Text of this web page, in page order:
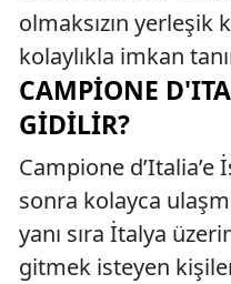
olmaksızın yerleşik
kolaylıkla imkan
CAMPIONE
GIDILIR?
Campione d’Italia’e
sonra kolayca
yanı sıra İtalya
gitmek isteyen